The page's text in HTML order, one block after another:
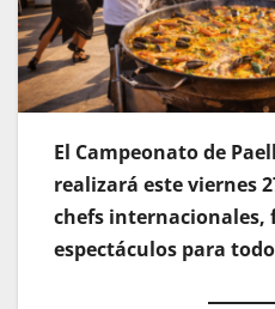
El Campeonato de
realizará este viernes
chefs internacionales,
espectáculos para